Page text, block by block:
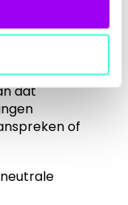
als “hij”
en
dat
of